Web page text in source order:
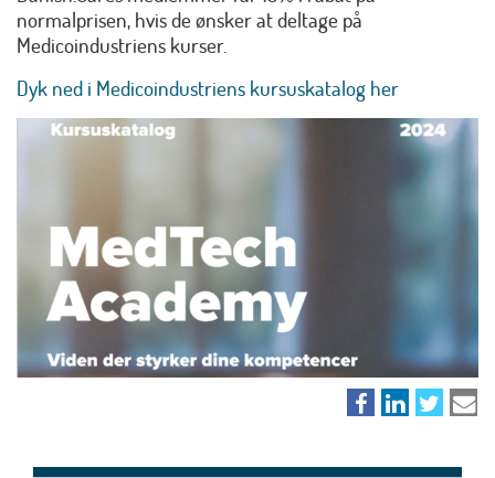
normalprisen, hvis de ønsker at deltage på
Medicoindustriens kurser.
Dyk ned i Medicoindustriens kursuskatalog her